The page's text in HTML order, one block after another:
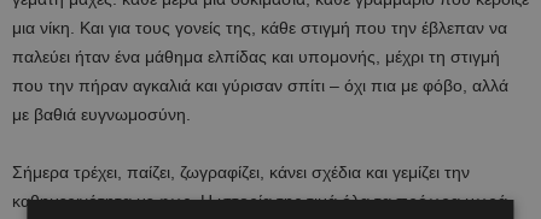
μια νίκη. Και για τους γονείς της, κάθε στιγμή που την έβλεπαν να
παλεύει ήταν ένα μάθημα ελπίδας και υπομονής, μέχρι τη στιγμή
που την πήραν αγκαλιά και γύρισαν σπίτι – όχι πια με φόβο, αλλά
με βαθιά ευγνωμοσύνη.
Σήμερα τρέχει, παίζει, ζωγραφίζει, κάνει σχέδια και γεμίζει την
καθημερινότητα με φως. Η ιστορία της τιμά όλα τα πρόωρα μωρά,